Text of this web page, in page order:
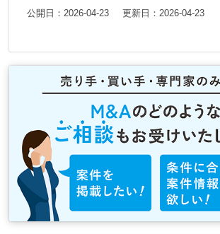
公開日：2026-04-23 更新日：2026-04-23